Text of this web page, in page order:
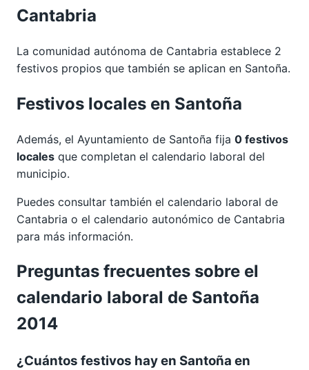
Cantabria
La comunidad autónoma de Cantabria establece 2
festivos propios que también se aplican en Santoña.
Festivos locales en Santoña
Además, el Ayuntamiento de Santoña fija 0 festivos
locales que completan el calendario laboral del
municipio.
Puedes consultar también el calendario laboral de
Cantabria o el calendario autonómico de Cantabria
para más información.
Preguntas frecuentes sobre el
calendario laboral de Santoña
2014
¿Cuántos festivos hay en Santoña en